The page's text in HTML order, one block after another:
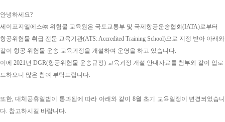
안녕하세요?
세이프지엘에스㈜ 위험물 교육원은 국토교통부 및 국제항공운송협회 (IATA)로부터
항공위험물 취급 전문 교육기관(ATS: Accredited Training School)으로 지정 받아 아래와
같이 항공 위험물 운송 교육과정을 개설하여 운영을 하고 있습니다.
이에 2021년 DGR(항공위험물 운송규정) 교육과정 개설 안내자료를 첨부와 같이 업로
드하오니 많은 참여 부탁드립니다.
또한,대체공휴일법이 통과됨에 따라 아래와 같이 8월 초기 교육일정이 변경되었습니
다. 참고하시길 바랍니다.